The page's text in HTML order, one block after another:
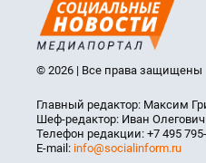
© 2026 | Все права защищены
Главный редактор: Максим
Шеф-редактор: Иван
Телефон редакции: +7 495
E-mail: info@socialinform.ru